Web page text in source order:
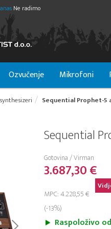
Ne radimo
Ozvučenje Mikrofoni
Sequential Prophet-
Sequential
Gotovina / Virman
3.687,30 €
MPC: 4.228,55 €
(-13%)
Raspoloživo